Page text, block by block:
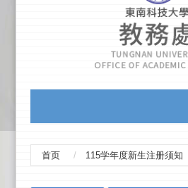
首页 115学年度新生注册须知